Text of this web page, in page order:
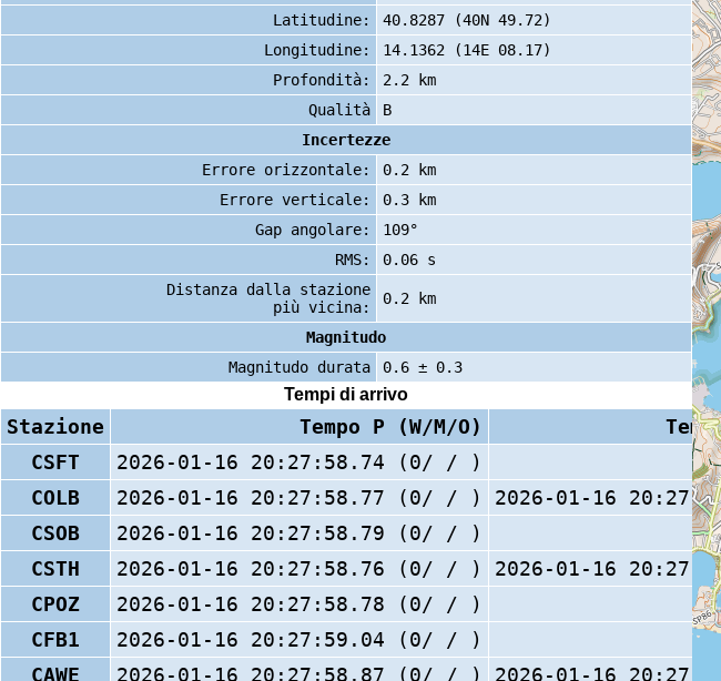
Latitudine:
40.8287 (40N 49.72)
Longitudine:
14.1362 (14E 08.17)
Profondità:
2.2 km
Qualità
B
Incertezze
Errore orizzontale:
0.2 km
Errore verticale:
0.3 km
Gap angolare:
109°
RMS:
0.06 s
Distanza dalla stazione
più vicina:
0.2 km
Magnitudo
Magnitudo durata
0.6 ± 0.3
Tempi di arrivo
Stazione Tempo P (W/M/O)
CSFT
2026-01-16 20:27:58.74 (0/ / )
COLB
2026-01-16 20:27:58.77 (0/ / )
2026-01-16
CSOB
2026-01-16 20:27:58.79 (0/ / )
CSTH
2026-01-16 20:27:58.76 (0/ / ) 2026-01-16
CPOZ
2026-01-16 20:27:58.78 (0/ / )
CFB1
2026-01-16 20:27:59.04 (0/ / )
CAWE
2026-01-16 20:27:58.87 (0/ / ) 2026-01-16